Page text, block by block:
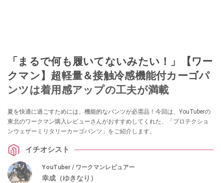
「まるで何も履いてないみたい！」【ワー
クマン】超軽量＆接触冷感機能付カーゴパ
ンツは着用感アップの工夫が満載
夏を快適に過ごすためには、機能的なパンツが必需品！今回は、YouTuberの
東北のワークマン購入レビューさんがおすすめしてくれた、「プロテクショ
ンウェザーミリタリーカーゴパンツ」をご紹介します。
イチオシスト
YouTuber / ワークマンレビュアー
幸成（ゆきなり）